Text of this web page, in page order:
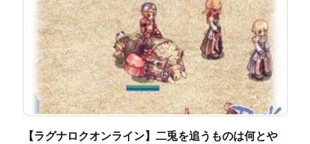
【ラグナロクオンライン】二兎を追うものは何とや